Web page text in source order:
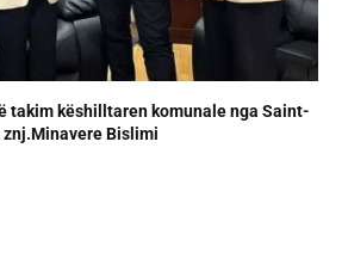
takim këshilltaren komunale nga Saint-
Bislimi